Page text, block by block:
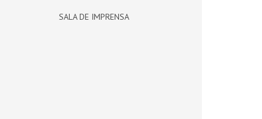
SALA DE IMPRENSA